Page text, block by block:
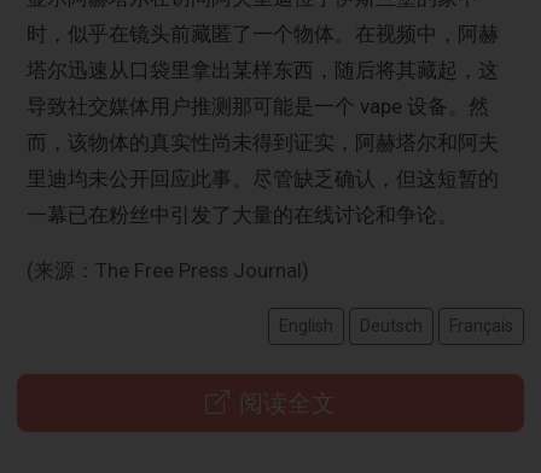
时，似乎在镜头前藏匿了一个物体。在视频中，阿赫
塔尔迅速从口袋里拿出某样东西，随后将其藏起，这
导致社交媒体用户推测那可能是一个 vape 设备。然
而，该物体的真实性尚未得到证实，阿赫塔尔和阿夫
里迪均未公开回应此事。尽管缺乏确认，但这短暂的
一幕已在粉丝中引发了大量的在线讨论和争论。
(来源：The Free Press Journal)
English Deutsch Français
阅读全文